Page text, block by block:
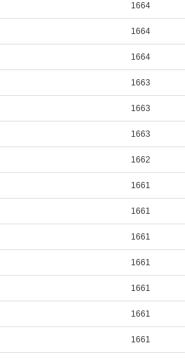
1664
1664
1664
1663
1663
1663
1662
1661
1661
1661
1661
1661
1661
1661